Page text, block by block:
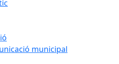
municipal